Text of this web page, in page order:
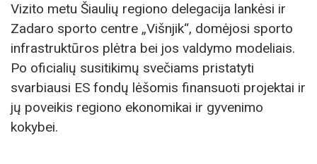
Vizito metu Šiaulių regiono delegacija lankėsi ir
Zadaro sporto centre „Višnjik“, domėjosi sporto
infrastruktūros plėtra bei jos valdymo modeliais.
Po oficialių susitikimų svečiams pristatyti
svarbiausi ES fondų lėšomis finansuoti projektai ir
jų poveikis regiono ekonomikai ir gyvenimo
kokybei.